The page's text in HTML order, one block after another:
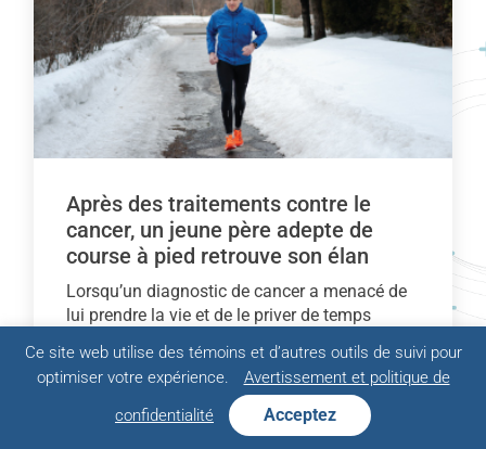
Après des traitements contre le
cancer, un jeune père adepte de
course à pied retrouve son élan
Lorsqu’un diagnostic de cancer a menacé de
lui prendre la vie et de le priver de temps
l’ultramarathonien Olivier Duhaime a dû faire
face à un défi sans précédent.
Ce site web utilise des témoins et d’autres outils de suivi pour
optimiser votre expérience.
Avertissement et politique de
confidentialité
Acceptez